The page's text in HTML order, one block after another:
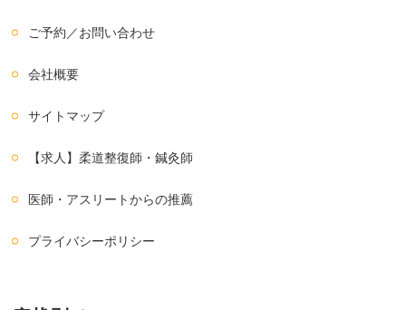
ご予約／お問い合わせ
会社概要
サイトマップ
【求人】柔道整復師・鍼灸師
医師・アスリートからの推薦
プライバシーポリシー